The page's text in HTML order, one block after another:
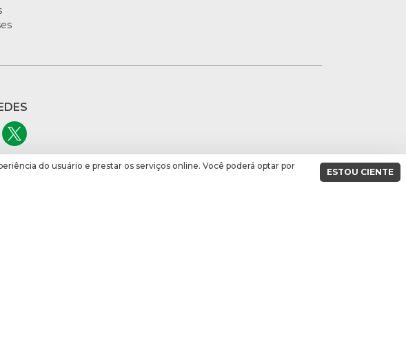
do usuário e prestar os serviços online. Você poderá optar por
ESTOU CIENTE